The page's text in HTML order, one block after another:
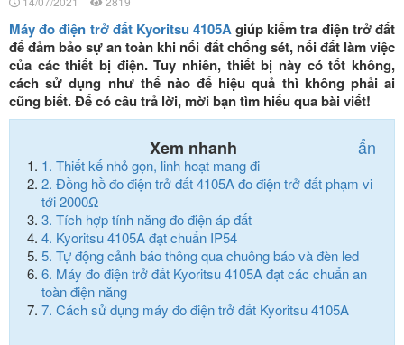
Máy đo điện trở đất Kyoritsu 4105Agiúp kiểm tra điện trở đất
để đảm bảo sự an toàn khi nối đất chống sét, nối đất làm việc
của các thiết bị điện. Tuy nhiên, thiết bị này có tốt không,
cách sử dụng như thế nào để hiệu quả thì không phải ai
cũng biết. Để có câu trả lời, mời bạn tìm hiểu qua bài viết!
Xem nhanh ẩn
1. Thiết kế nhỏ gọn, linh hoạt mang đi
2. Đồng hồ đo điện trở đất 4105A đo điện trở đất phạm vi
tới 2000Ω
3. Tích hợp tính năng đo điện áp đất
4. Kyoritsu 4105A đạt chuẩn IP54
5. Tự động cảnh báo thông qua chuông báo và đèn led
6. Máy đo điện trở đất Kyoritsu 4105A đạt các chuẩn an
toàn điện năng
7. Cách sử dụng máy đo điện trở đất Kyoritsu 4105A